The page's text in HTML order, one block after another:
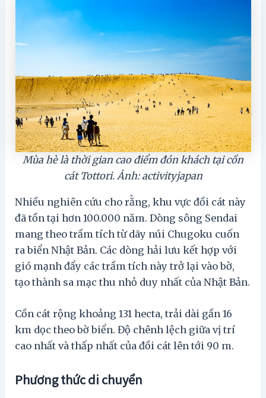
Mùa hè là thời gian cao điểm đón khách tại cồn
cát Tottori. Ảnh: activityjapan
Nhiều nghiên cứu cho rằng, khu vực đồi cát này
đã tồn tại hơn 100.000 năm. Dòng sông Sendai
mang theo trầm tích từ dãy núi Chugoku cuốn
ra biển Nhật Bản. Các dòng hải lưu kết hợp với
gió mạnh đẩy các trầm tích này trở lại vào bờ,
tạo thành sa mạc thu nhỏ duy nhất của Nhật Bản.
Cồn cát rộng khoảng 131 hecta, trải dài gần 16
km dọc theo bờ biển. Độ chênh lệch giữa vị trí
cao nhất và thấp nhất của đồi cát lên tới 90 m.
Phương thức di chuyển